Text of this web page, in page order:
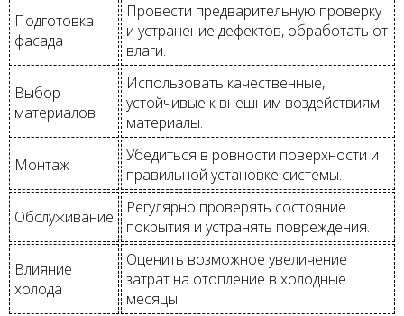
Подготовка
фасада
Провести предварительную проверку
и устранение дефектов, обработать от
влаги.
Выбор
материалов
Использовать качественные,
устойчивые к внешним воздействиям
материалы.
Монтаж
Убедиться в ровности поверхности и
правильной установке системы.
Обслуживание
Регулярно проверять состояние
покрытия и устранять повреждения.
Влияние
холода
Оценить возможное увеличение
затрат на отопление в холодные
месяцы.